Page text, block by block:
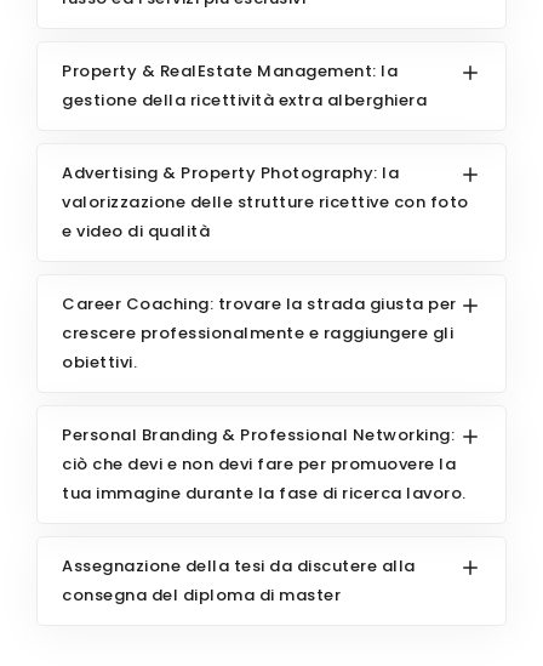
Property & RealEstate Management: la
gestione della ricettività extra alberghiera
Advertising & Property Photography: la
valorizzazione delle strutture ricettive con foto
e video di qualità
Career Coaching: trovare la strada giusta per
crescere professionalmente e raggiungere gli
obiettivi.
Personal Branding & Professional Networking:
ciò che devi e non devi fare per promuovere la
tua immagine durante la fase di ricerca lavoro.
Assegnazione della tesi da discutere alla
consegna del diploma di master